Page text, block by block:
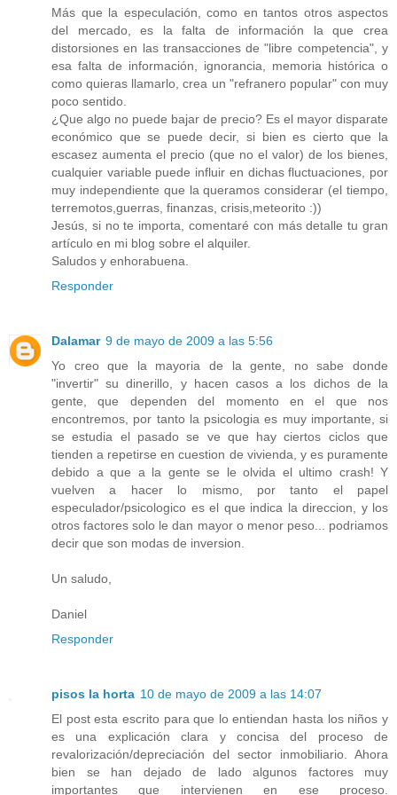
Más que la especulación, como en tantos otros aspectos
del mercado, es la falta de información la que crea
distorsiones en las transacciones de "libre competencia", y
esa falta de información, ignorancia, memoria histórica o
como quieras llamarlo, crea un "refranero popular" con muy
poco sentido.
¿Que algo no puede bajar de precio? Es el mayor disparate
económico que se puede decir, si bien es cierto que la
escasez aumenta el precio (que no el valor) de los bienes,
cualquier variable puede influir en dichas fluctuaciones, por
muy independiente que la queramos considerar (el tiempo,
terremotos,guerras, finanzas, crisis,meteorito :))
Jesús, si no te importa, comentaré con más detalle tu gran
artículo en mi blog sobre el alquiler.
Saludos y enhorabuena.
Responder
Dalamar 9 de mayo de 2009 a las 5:56
Yo creo que la mayoria de la gente, no sabe donde
"invertir" su dinerillo, y hacen casos a los dichos de la
gente, que dependen del momento en el que nos
encontremos, por tanto la psicologia es muy importante, si
se estudia el pasado se ve que hay ciertos ciclos que
tienden a repetirse en cuestion de vivienda, y es puramente
debido a que a la gente se le olvida el ultimo crash! Y
vuelven a hacer lo mismo, por tanto el papel
especulador/psicologico es el que indica la direccion, y los
otros factores solo le dan mayor o menor peso... podriamos
decir que son modas de inversion.
Un saludo,
Daniel
Responder
pisos la horta 10 de mayo de 2009 a las 14:07
El post esta escrito para que lo entiendan hasta los niños y
es una explicación clara y concisa del proceso de
revalorización/depreciación del sector inmobiliario. Ahora
bien se han dejado de lado algunos factores muy
importantes que intervienen en ese proceso.